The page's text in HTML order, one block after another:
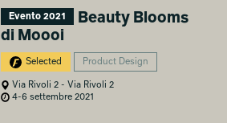
Evento 2021
Beauty Blooms
di Moooi
Selected Product Design
Via Rivoli 2 - Via Rivoli 2
4-6 settembre 2021